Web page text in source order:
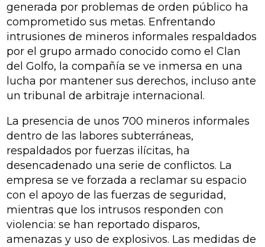
generada por problemas de orden público ha
comprometido sus metas. Enfrentando
intrusiones de mineros informales respaldados
por el grupo armado conocido como el Clan
del Golfo, la compañía se ve inmersa en una
lucha por mantener sus derechos, incluso ante
un tribunal de arbitraje internacional.
La presencia de unos 700 mineros informales
dentro de las labores subterráneas,
respaldados por fuerzas ilícitas, ha
desencadenado una serie de conflictos. La
empresa se ve forzada a reclamar su espacio
con el apoyo de las fuerzas de seguridad,
mientras que los intrusos responden con
violencia: se han reportado disparos,
amenazas y uso de explosivos. Las medidas de